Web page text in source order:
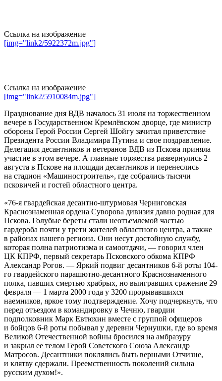
Ссылка на изображение
[img="link2/5922372m.jpg"]
Ссылка на изображение
[img="link2/5910084m.jpg"]
Празднование дня ВДВ началось 31 июля на торжественном
вечере в Государственном Кремлёвском дворце, где министр
обороны Герой России Сергей Шойгу зачитал приветствие
Президента России Владимира Путина и свое поздравление.
Делегация десантников и ветеранов ВДВ из Пскова приняла
участие в этом вечере. А главные торжества развернулись 2
августа в Пскове на площади десантников и перенеслись
на стадион «Машиностроитель», где собрались тысячи
псковичей и гостей областного центра.
«76-я гвардейская десантно-штурмовая Черниговская
Краснознаменная ордена Суворова дивизия давно родная для
Пскова. Голубые береты стали неотъемлемой частью
гардероба почти у трети жителей областного центра, а также
в районах нашего региона. Они несут достойную службу,
которая полна патриотизма и самоотдачи, — говорил член
ЦК КПРФ, первый секретарь Псковского обкома КПРФ
Александр Рогов. — Яркий подвиг десантников 6-й роты 104-
го гвардейского парашютно-десантного Краснознаменного
полка, павших смертью храбрых, но выигравших сражение 29
февраля — 1 марта 2000 года у 3200 прорывавшихся
наемников, яркое тому подтверждение. Хочу подчеркнуть, что
перед отъездом в командировку в Чечню, гвардии
подполковник Марк Евтюхин вместе с группой офицеров
и бойцов 6-й роты побывал у деревни Чернушки, где во время
Великой Отечественной войны бросился на амбразуру
и закрыл ее телом Герой Советского Союза Александр
Матросов. Десантники поклялись быть верными Отчизне,
и клятву сдержали. Преемственность поколений сильна
русским духом!».